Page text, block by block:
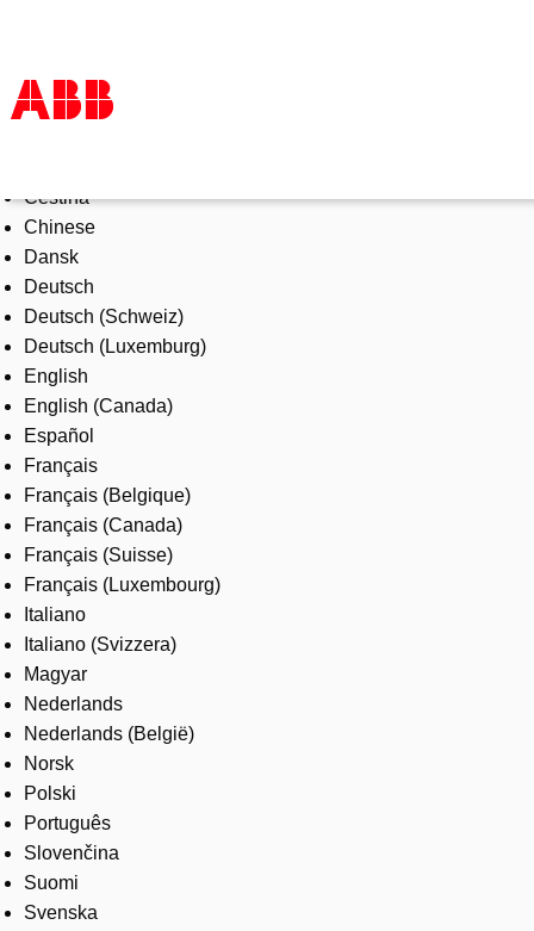
Products & Solutions
Industries
Services
About us
Where to buy
Contact us
Careers
Čeština
Chinese
Dansk
Deutsch
Deutsch (Schweiz)
Deutsch (Luxemburg)
English
English (Canada)
Español
Français
Français (Belgique)
Français (Canada)
Français (Suisse)
Français (Luxembourg)
Italiano
Italiano (Svizzera)
Magyar
Nederlands
Nederlands (België)
Norsk
Polski
Português
Slovenčina
Suomi
Svenska